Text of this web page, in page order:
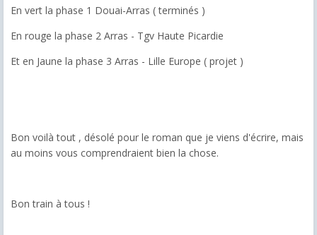
En vert la phase 1 Douai-Arras ( terminés )
En rouge la phase 2 Arras - Tgv Haute Picardie
Et en Jaune la phase 3 Arras - Lille Europe ( projet )
Bon voilà tout , désolé pour le roman que je viens d'écrire, mais
au moins vous comprendraient bien la chose.
Bon train à tous !